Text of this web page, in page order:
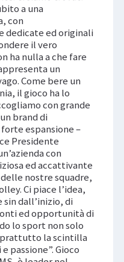
a una
con
dedicate ed originali
il vero
ha nulla a che fare
un
Come bere un
il gioco ha lo
con grande
brand di
espansione –
Presidente
con
ed accattivante
nostre squadre,
Ci piace l’idea,
sin dall’inizio, di
ed opportunità di
lo sport non solo
la scintilla
passione”. Gioco